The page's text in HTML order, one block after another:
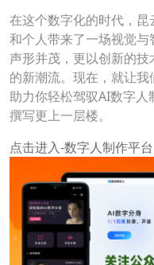
在这个数字化的时代，
和个人带来了一场视觉
声形并茂，更以创新的
的新潮流。现在，就让
助力你轻松驾驭AI数字
撰写更上一层楼。
点击进入-数字人制作平台